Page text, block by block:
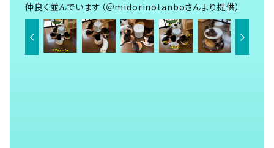
仲良く並んでいます（＠midorinotanboさんより提供）